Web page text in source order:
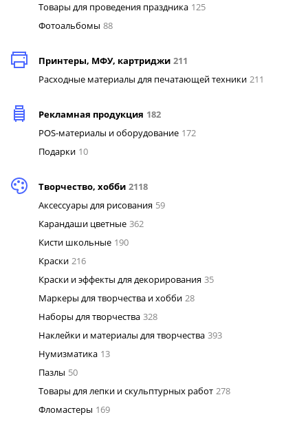
Товары для проведения праздника 125
Фотоальбомы 88
Принтеры, МФУ, картриджи 211
Расходные материалы для печатающей техники 211
Рекламная продукция 182
POS-материалы и оборудование 172
Подарки 10
Творчество, хобби 2118
Аксессуары для рисования 59
Карандаши цветные 362
Кисти школьные 190
Краски 216
Краски и эффекты для декорирования 35
Маркеры для творчества и хобби 28
Наборы для творчества 328
Наклейки и материалы для творчества 393
Нумизматика 13
Пазлы 50
Товары для лепки и скульптурных работ 278
Фломастеры 169